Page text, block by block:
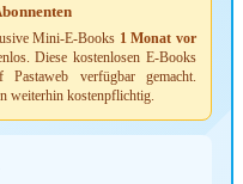
Mini-E-Books 1 Monat vor
Diese kostenlosen E-Books
verfügbar gemacht.
weiterhin kostenpflichtig.